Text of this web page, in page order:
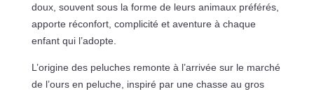
doux, souvent sous la forme de leurs animaux préférés,
apporte réconfort, complicité et aventure à chaque
enfant qui l’adopte.
L’origine des peluches remonte à l’arrivée sur le marché
de l’ours en peluche, inspiré par une chasse au gros